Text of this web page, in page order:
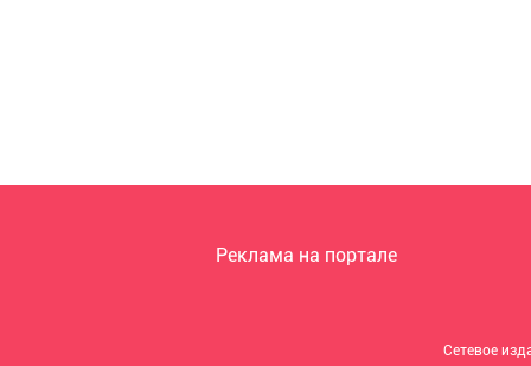
Реклама на портале
Сетевое